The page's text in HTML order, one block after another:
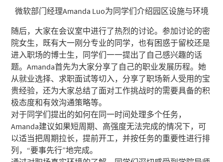
微软部门经理Amanda Luo为同学们介绍园区设施与环境
随后，大家在会议室中进行了热烈的讨论。参加讨论的密
院女生，既有大一刚分专业的同学，也有困惑于留校还是
进入职场的博士生，同学们一一提出了自己感兴趣的话
题。Amanda首先为大家分享了自己的职业发展历程。她
从就业选择、求职面试等切入，分享了职场新人受用的宝
贵经验，还为大家总结了面对工作挑战时的需要具备的积
极态度和有效沟通策略等。
对于同学们提出的如何在同一时间处理多个任务，
Amanda建议如果短周期、高强度无法完成的情况下，可
以适当把周期拉长，提前开工，并按任务的重要性进行排
列，“要事先行”地完成。